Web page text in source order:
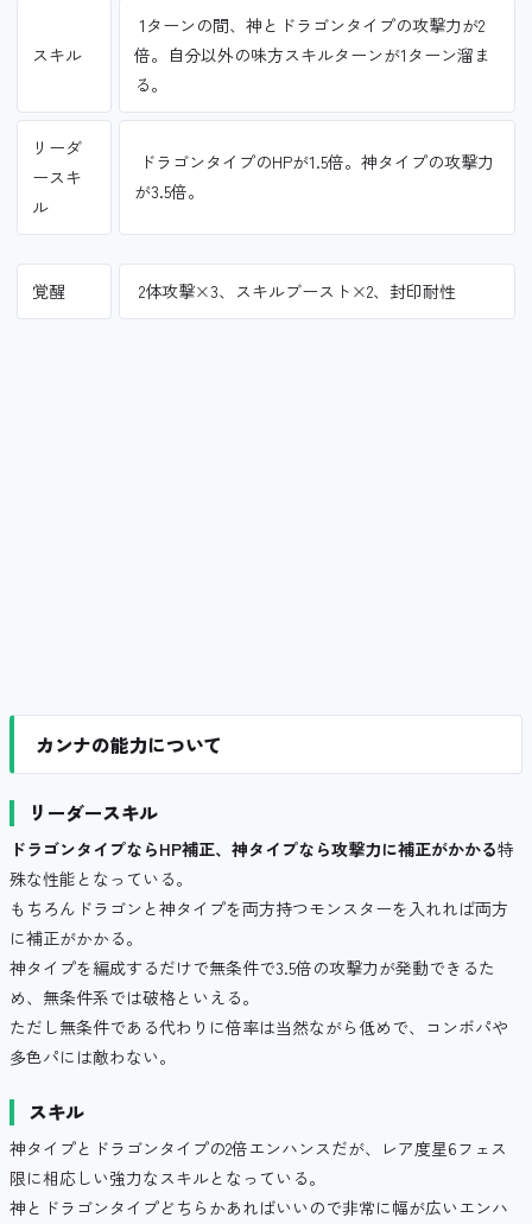
スキル
1ターンの間、神とドラゴンタイプの攻撃力が2
倍。自分以外の味方スキルターンが1ターン溜ま
る。
リーダ
ースキ
ル
ドラゴンタイプのHPが1.5倍。神タイプの攻撃力
が3.5倍。
覚醒 2体攻撃×3、スキルブースト×2、封印耐性
カンナの能力について
リーダースキル
ドラゴンタイプならHP補正、神タイプなら攻撃力に補正がかかる特
殊な性能となっている。
もちろんドラゴンと神タイプを両方持つモンスターを入れれば両方
に補正がかかる。
神タイプを編成するだけで無条件で3.5倍の攻撃力が発動できるた
め、無条件系では破格といえる。
ただし無条件である代わりに倍率は当然ながら低めで、コンボパや
多色パには敵わない。
スキル
神タイプとドラゴンタイプの2倍エンハンスだが、レア度星6フェス
限に相応しい強力なスキルとなっている。
神とドラゴンタイプどちらかあればいいので非常に幅が広いエンハ